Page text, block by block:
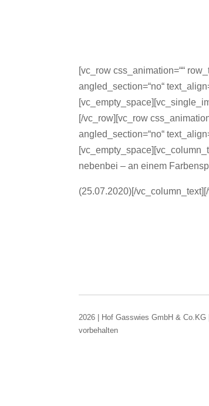
[vc_row css_animation=““
angled_section=“no“
[/vc_row][vc_row
angled_section=“no“
nebenbei – an einem
(25.07.2020)[/
2026 | Hof Gasswies GmbH & Co.KG
vorbehalten